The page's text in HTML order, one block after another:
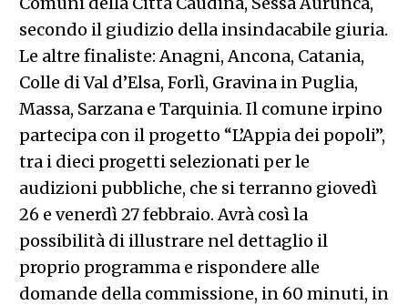
secondo il giudizio della insindacabile giuria.
Le altre finaliste: Anagni, Ancona, Catania,
Colle di Val d’Elsa, Forlì, Gravina in Puglia,
Massa, Sarzana e Tarquinia. Il comune irpino
partecipa con il progetto “L’Appia dei popoli”,
tra i dieci progetti selezionati per le
audizioni pubbliche, che si terranno giovedì
26 e venerdì 27 febbraio. Avrà così la
possibilità di illustrare nel dettaglio il
proprio programma e rispondere alle
domande della commissione, in 60 minuti, in